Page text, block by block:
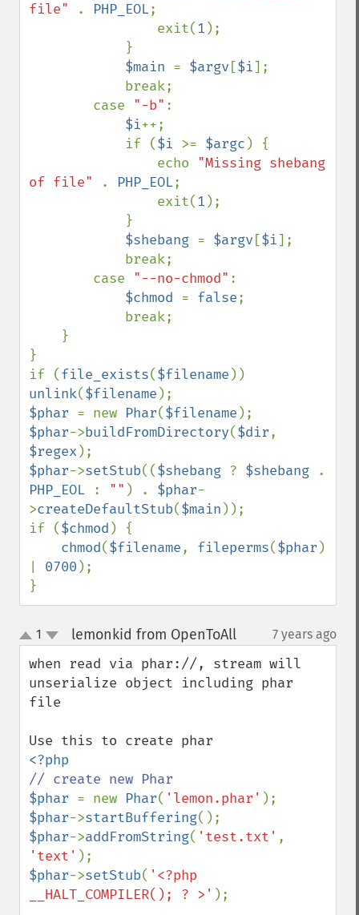
file"
. PHP_EOL;
                exit(
1 );
$main = $argv[$i];
        case
"-b" :
$i++;
            if (
$i >= $argc ) {
                echo
"Missing shebang
of file"
. PHP_EOL;
                exit(
1 );
$shebang = $argv[$i];
        case
"--no-chmod" :
$chmod = false;
}
if (file_exists($filename
unlink($filename
$phar = new Phar($filename
$phar->buildFromDirectory($dir
$regex
$phar->setStub(($shebang ? $shebang
PHP_EOL
: "" ) . $phar-
>createDefaultStub($main ));
if ($chmod ) {
chmod($filename, fileperms($phar )
0700 );
}
up
down
1 lemonkid from OpenToAll¶ 7 years ago
when read via phar://, stream will
unserialize object including phar
file
$phar = new Phar( 'lemon.phar'
$phar->startBuffering
$phar->addFromString( 'test.txt'
'text'
$phar->setStub( '<?php
__HALT_COMPILER(); ? >' );